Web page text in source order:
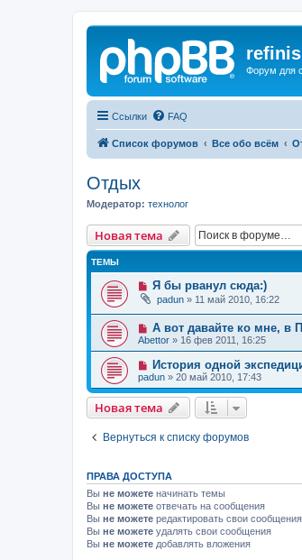
Форум для
Ссылки FAQ
Список форумов Все обо всём
Отдых
Модератор: технолог
Новая тема
ТЕМЫ
Я бы рванул сюда:)
padun » 11 май 2010, 16:22
А вот давайте ко мне, в
Abettor » 16 фев 2011, 16:25
История одной
padun » 20 май 2010, 17:43
Новая тема
Вернуться к списку форумов
ПРАВА ДОСТУПА
Вы не можете начинать темы
Вы не можете отвечать на сообщения
Вы не можете редактировать свои сообщения
Вы не можете удалять свои сообщения
Вы не можете добавлять вложения